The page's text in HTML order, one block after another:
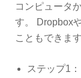
コンピュータ
す。 Dropbox
こともできます
ステップ1